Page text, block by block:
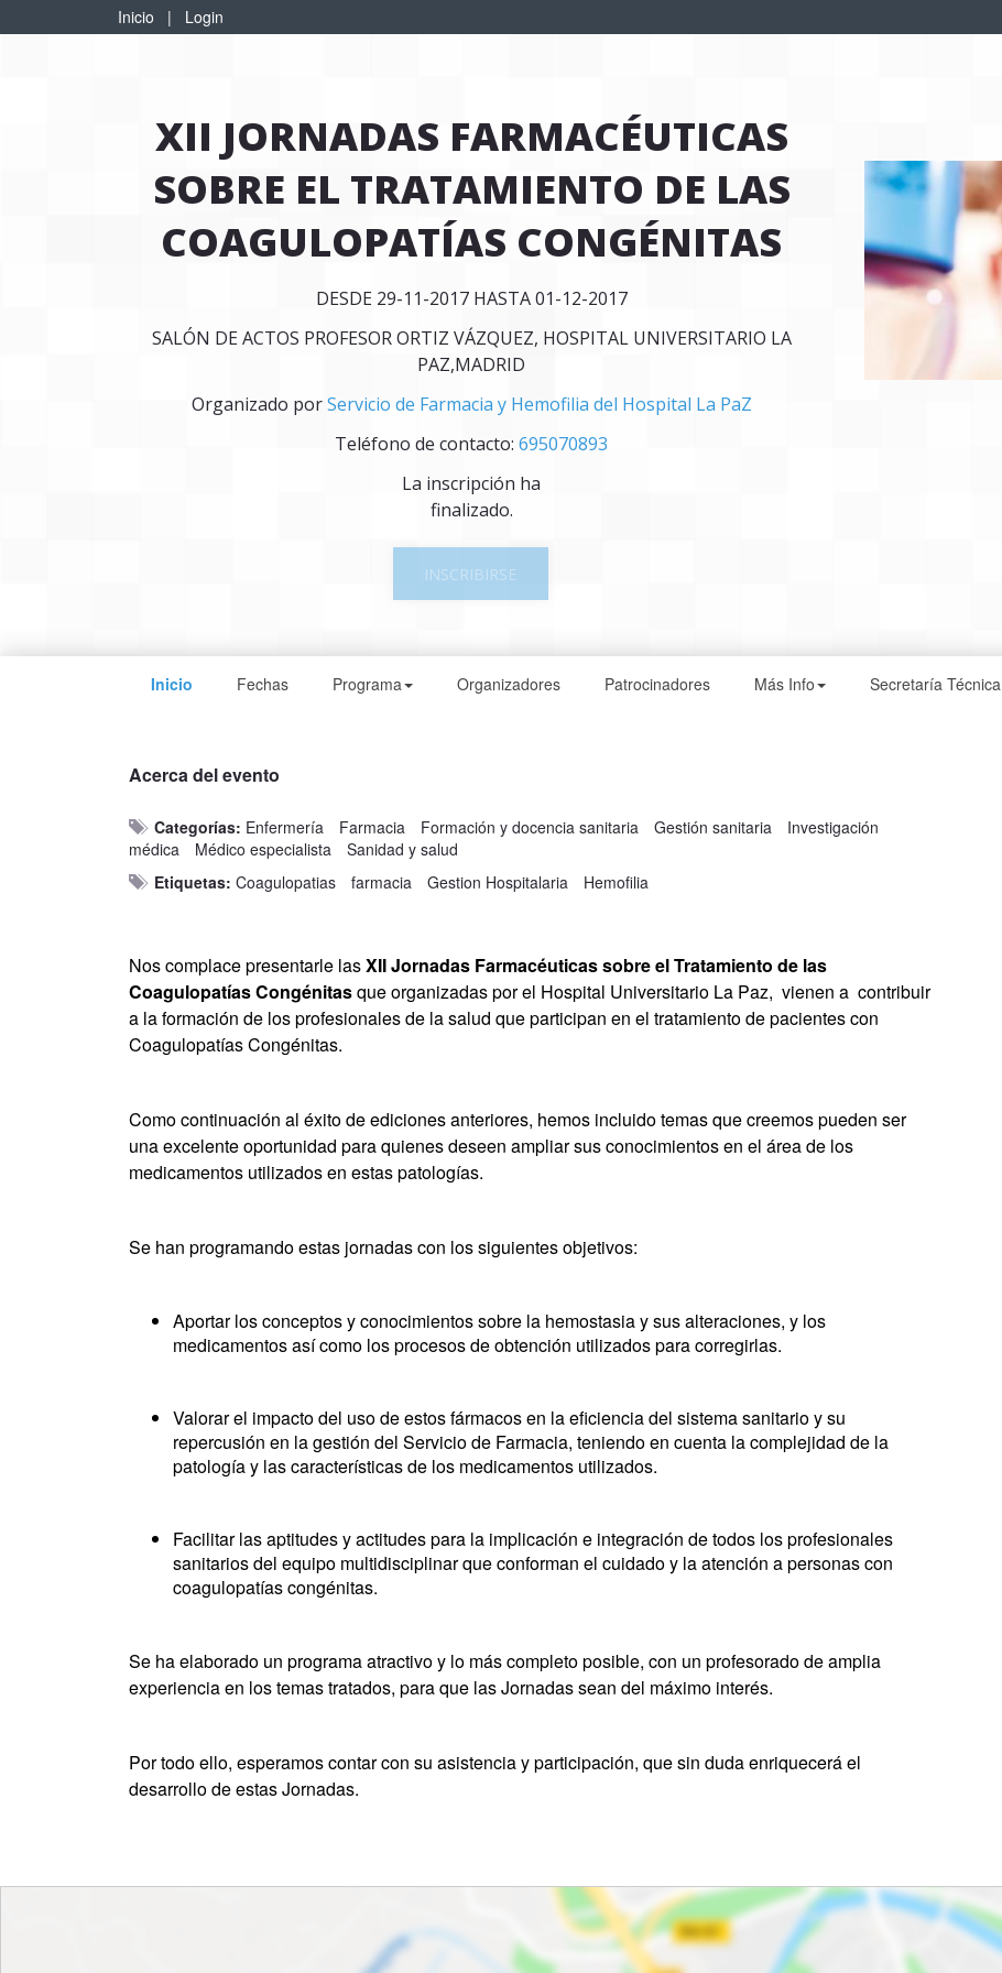
Inicio | Login
XII JORNADAS FARMACÉUTICAS
SOBRE EL TRATAMIENTO DE LAS
COAGULOPATÍAS CONGÉNITAS
DESDE 29-11-2017 HASTA 01-12-2017
SALÓN DE ACTOS PROFESOR ORTIZ VÁZQUEZ, HOSPITAL UNIVERSITARIO LA
PAZ,MADRID
Organizado porServicio de Farmacia y Hemofilia del Hospital La PaZ
Teléfono de contacto:695070893
La inscripción ha
finalizado.
INSCRIBIRSE
Inicio Fechas Programa Organizadores Patrocinadores Más Info Secretaría Técnica
Acerca del evento
Categorías: Enfermería Farmacia Formación y docencia sanitaria Gestión sanitaria
Investigación
médica
Médico especialista
Sanidad y salud
Etiquetas: Coagulopatias farmacia Gestion Hospitalaria Hemofilia
Nos complace presentarle lasXII Jornadas Farmacéuticas sobre el Tratamiento de las
Coagulopatías Congénitasque organizadas por el Hospital Universitario La Paz, vienen a contribuir
a la formación de los profesionales de la salud que participan en el tratamiento de pacientes con
Coagulopatías Congénitas.
Como continuación al éxito de ediciones anteriores, hemos incluido temas que creemos pueden ser
una excelente oportunidad para quienes deseen ampliar sus conocimientos en el área de los
medicamentos utilizados en estas patologías.
Se han programando estas jornadas con los siguientes objetivos:
Aportar los conceptos y conocimientos sobre la hemostasia y sus alteraciones, y los
medicamentos así como los procesos de obtención utilizados para corregirlas.
Valorar el impacto del uso de estos fármacos en la eficiencia del sistema sanitario y su
repercusión en la gestión del Servicio de Farmacia, teniendo en cuenta la complejidad de la
patología y las características de los medicamentos utilizados.
Facilitar las aptitudes y actitudes para la implicación e integración de todos los profesionales
sanitarios del equipo multidisciplinar que conforman el cuidado y la atención a personas con
coagulopatías congénitas.
Se ha elaborado un programa atractivo y lo más completo posible, con un profesorado de amplia
experiencia en los temas tratados, para que las Jornadas sean del máximo interés.
Por todo ello, esperamos contar con su asistencia y participación, que sin duda enriquecerá el
desarrollo de estas Jornadas.